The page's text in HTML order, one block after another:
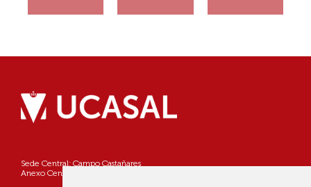
Sede Central: Campo Castañares
Anexo Centro: Pellegrini 790